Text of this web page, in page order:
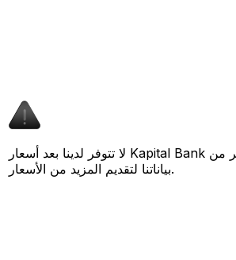
لا تتوفر لدينا بعد أسعار Kapital Bank لهذا الزوج من العملات، لكن لا يزال بإمكانك مقارنة عرض سعر من Kapital Bank بسعر Xe المباشر لمعرفة التوفير المحتمل. عد لاحقًا، فنحن نعمل باستمرار على توسيع
بياناتنا لتقديم المزيد من الأسعار.